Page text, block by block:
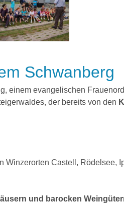
Schwanberg
einem evangelischen
der bereits von den
Winzerorten Castell, Rödelsee,
und barocken